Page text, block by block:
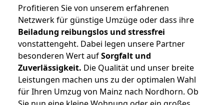
Profitieren Sie von unserem erfahrenen
Netzwerk für günstige Umzüge oder dass ihre
Beiladung reibungslos und stressfrei
vonstattengeht. Dabei legen unsere Partner
besonderen Wert aufSorgfalt und
Zuverlässigkeit. Die Qualität und unser breite
Leistungen machen uns zu der optimalen Wahl
für Ihren Umzug von Mainz nach Nordhorn. Ob